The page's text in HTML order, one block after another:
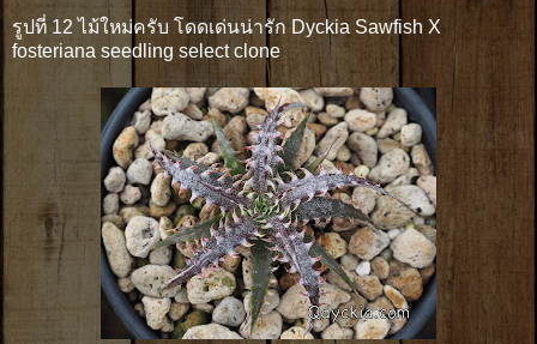
รูปที่ 12 ไม้ใหม่ครับ โดดเด่นน่ารัก Dyckia Sawfish X
fosteriana seedling select clone